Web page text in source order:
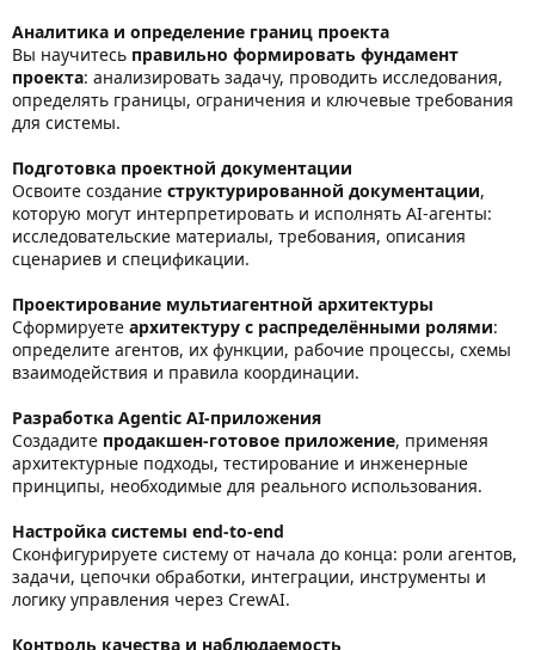
Аналитика и определение границ проекта
Вы научитесь правильно формировать фундамент
проекта: анализировать задачу, проводить исследования,
определять границы, ограничения и ключевые требования
для системы.
Подготовка проектной документации
Освоите создание структурированной документации,
которую могут интерпретировать и исполнять AI‑агенты:
исследовательские материалы, требования, описания
сценариев и спецификации.
Проектирование мультиагентной архитектуры
Сформируете архитектуру с распределёнными ролями:
определите агентов, их функции, рабочие процессы, схемы
взаимодействия и правила координации.
Разработка Agentic AI-приложения
Создадите продакшен‑готовое приложение, применяя
архитектурные подходы, тестирование и инженерные
принципы, необходимые для реального использования.
Настройка системы end-to-end
Сконфигурируете систему от начала до конца: роли агентов,
задачи, цепочки обработки, интеграции, инструменты и
логику управления через CrewAI.
Контроль качества и наблюдаемость